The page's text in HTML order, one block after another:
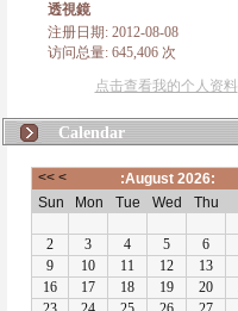
透視鏡
注册日期: 2012-08-08
访问总量: 645,406 次
点击查看我的个人资料
Calendar